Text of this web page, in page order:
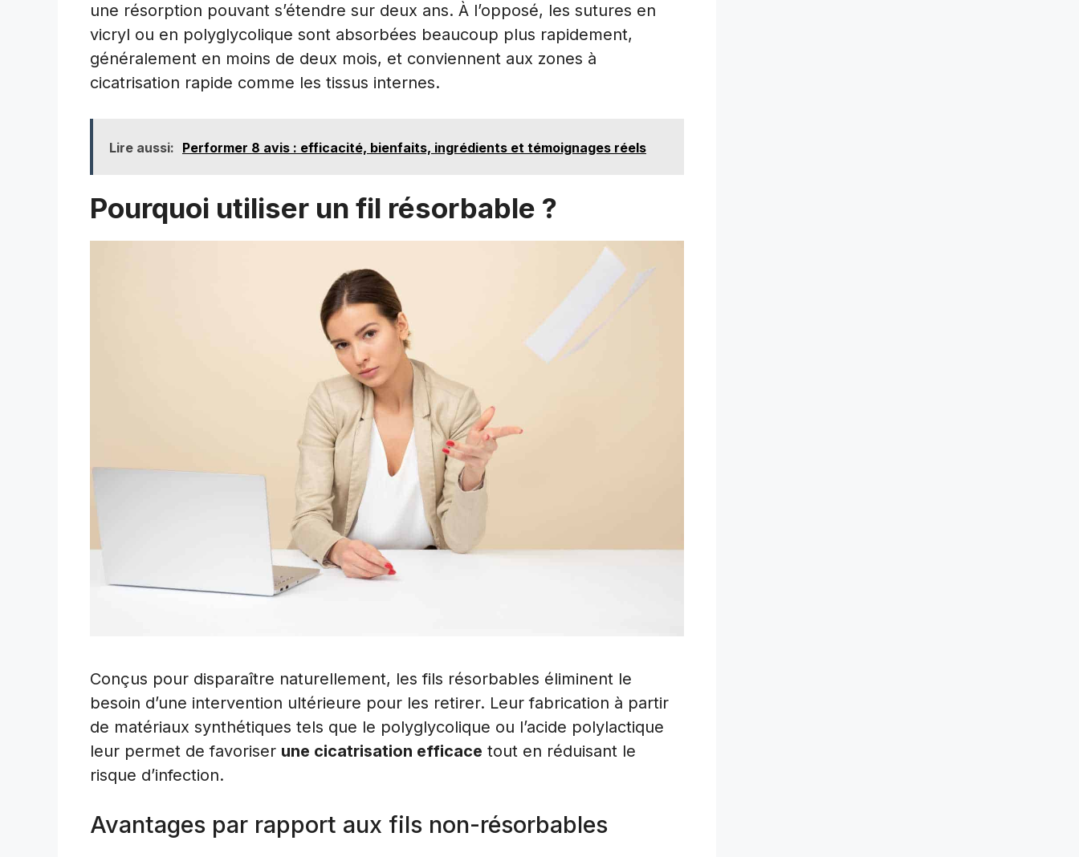
une résorption pouvant s’étendre sur deux ans. À l’opposé, les sutures en
vicryl ou en polyglycolique sont absorbées beaucoup plus rapidement,
généralement en moins de deux mois, et conviennent aux zones à
cicatrisation rapide comme les tissus internes.
Lire aussi: Performer 8 avis : efficacité, bienfaits, ingrédients et témoignages réels
Pourquoi utiliser un fil résorbable ?
Conçus pour disparaître naturellement, les fils résorbables éliminent le
besoin d’une intervention ultérieure pour les retirer. Leur fabrication à partir
de matériaux synthétiques tels que le polyglycolique ou l’acide polylactique
leur permet de favoriser une cicatrisation efficace tout en réduisant le
risque d’infection.
Avantages par rapport aux fils non-résorbables